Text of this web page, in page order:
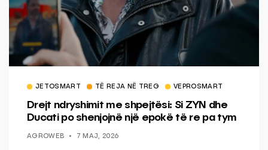
JETOSMART TË REJA NË TREG VEPROSMART
Drejt ndryshimit me shpejtësi: Si ZYN dhe
Ducati po shenjojnë një epokë të re pa tym
AGROWEB 7 MAJ, 2026